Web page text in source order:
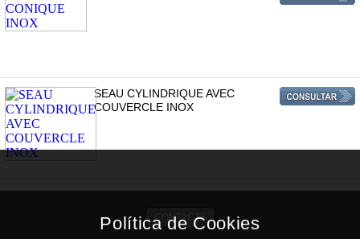
SEAU CYLINDRIQUE AVEC
COUVERCLE INOX
CONTACTS